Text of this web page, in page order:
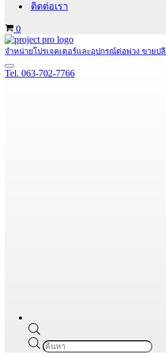
ติดต่อเรา
Cart
0
จำหน่ายโปรเจคเตอร์และอุปกรณ์ต่อพ่วง ขายป
Navigation
Menu
Tel. 063-702-7766
Products
search